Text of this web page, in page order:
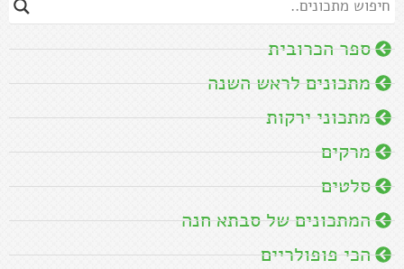
ספר הכרובית
מתכונים לראש השנה
מתכוני ירקות
מרקים
סלטים
המתכונים של סבתא חנה
הכי פופולריים